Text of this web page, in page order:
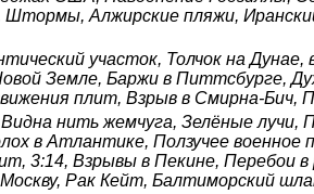
Алжирские пляжи,
участок, Толчок на
Земле, Баржи в Питтсбурге,
плит, Взрыв в Смирна-Бич,
нить жемчуга, Зелёные лучи,
в Атлантике, Ползучее
3:14, Взрывы в Пекине, Перебои в
Рак Кейт, Балтиморский